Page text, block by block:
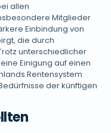
allen
Mitglieder
Einbindung von
die durch
unterschiedlicher
Einigung auf einen
Rentensystem
der künftigen